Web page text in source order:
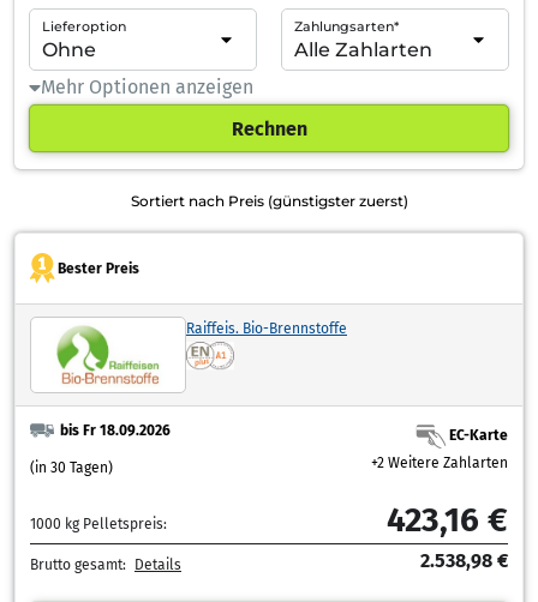
Lieferoption Zahlungsarten*
Mehr Optionen anzeigen
Rechnen
Sortiert nach Preis (günstigster zuerst)
Bester Preis
Raiffeis. Bio-Brennstoffe
bis Fr 18.09.2026
(in 30 Tagen)
EC-Karte
+2 Weitere Zahlarten
1000 kg Pelletspreis: 423,16 €
Brutto gesamt: Details 2.538,98 €